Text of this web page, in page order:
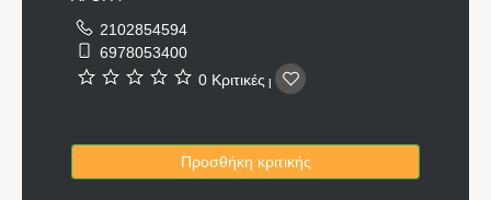
2102854594
6978053400
0 Κριτικές |
Προσθήκη κριτικής